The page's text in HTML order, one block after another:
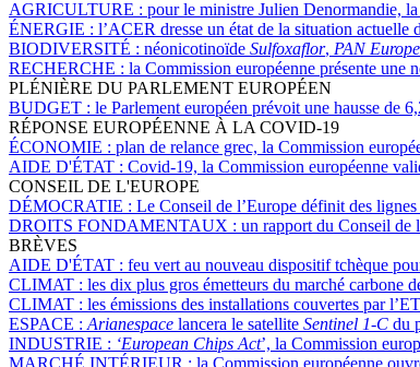
AGRICULTURE : pour le ministre Julien Denormandie,
ÉNERGIE : l’ACER dresse un état de la situation actuelle
BIODIVERSITÉ : néonicotinoïde Sulfoxaflor, PAN Europe
RECHERCHE : la Commission européenne présente une
PLÉNIÈRE DU PARLEMENT EUROPÉEN
BUDGET : le Parlement européen prévoit une hausse de
RÉPONSE EUROPÉENNE À LA COVID-19
ÉCONOMIE : plan de relance grec, la Commission
AIDE D'ÉTAT : Covid-19, la Commission européenne
CONSEIL DE L'EUROPE
DÉMOCRATIE : Le Conseil de l’Europe définit des
DROITS FONDAMENTAUX : un rapport du Conseil de
BRÈVES
AIDE D'ÉTAT : feu vert au nouveau dispositif tchèque
CLIMAT : les dix plus gros émetteurs du marché carbone
CLIMAT : les émissions des installations couvertes par
ESPACE : Arianespace lancera le satellite Sentinel 1-C du
INDUSTRIE : ‘European Chips Act’, la Commission